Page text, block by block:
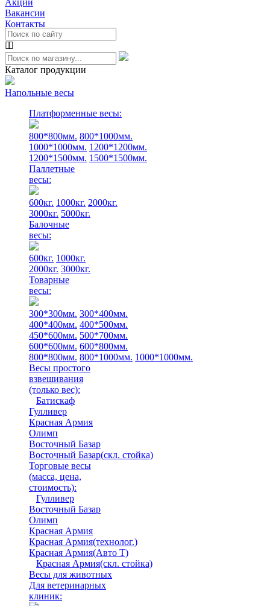
Акции
Вакансии
Контакты
Каталог продукции
Напольные весы
Платформенные весы:
800*800мм. 800*1000мм.
1000*1000мм. 1200*1200мм.
1200*1500мм. 1500*1500мм.
Паллетные
весы:
600кг. 1000кг. 2000кг.
3000кг. 5000кг.
Балочные
весы:
600кг. 1000кг.
2000кг. 3000кг.
Товарные
весы:
300*300мм. 300*400мм.
400*400мм. 400*500мм.
450*600мм. 500*700мм.
600*600мм. 600*800мм.
800*800мм. 800*1000мм. 1000*1000мм.
Весы простого
взвешивания
(только вес):
Батискаф
Гулливер
Красная Армия
Олимп
Восточный Базар
Восточный Базар(скл. стойка)
Торговые весы
(масса, цена,
стоимость):
Гулливер
Восточный Базар
Олимп
Красная Армия
Красная Армия(технолог.)
Красная Армия(Авто Т)
Красная Армия(скл. стойка)
Весы для животных
Для ветеринарных
клиник: